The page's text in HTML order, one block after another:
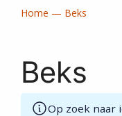
Home — Beks
Beks
Op zoek naar